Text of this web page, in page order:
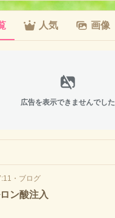
人気 画像
広告を表示できませんでした
・ ブログ
ン酸注入